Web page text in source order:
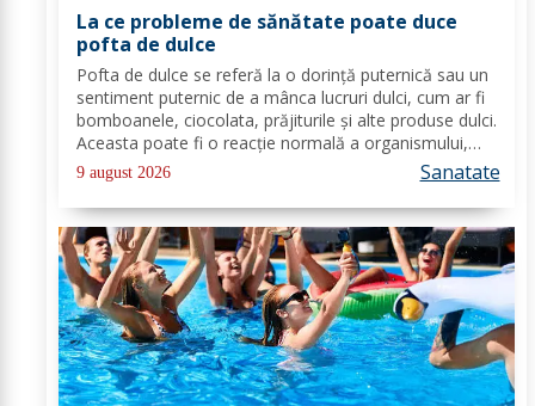
La ce probleme de sănătate poate duce
pofta de dulce
Pofta de dulce se referă la o dorință puternică sau un
sentiment puternic de a mânca lucruri dulci, cum ar fi
bomboanele, ciocolata, prăjiturile și alte produse dulci.
Aceasta poate fi o reacție normală a organismului,
deoarece majoritatea oamenilor au o preferință
pentru dulceață. Cu toate...
9 august 2026 Sanatate